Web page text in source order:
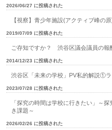
2026/06/27 に投稿された
【視察】青少年施設(アクティブ峰の
2019/07/09 に投稿された
ご存知ですか？ 渋谷区議会議員の報
2014/12/23 に投稿された
渋谷区「未来の学校」PV私的解説①
2023/07/28 に投稿された
「探究の時間は学校に行きたい」～
き課題～
2026/02/26 に投稿された